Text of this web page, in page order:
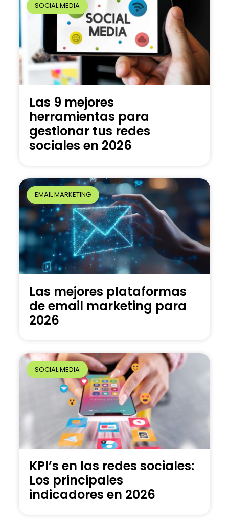
SOCIAL MEDIA
Las 9 mejores
herramientas para
gestionar tus redes
sociales en 2026
EMAIL MARKETING
Las mejores plataformas
de email marketing para
2026
SOCIAL MEDIA
KPI’s en las redes sociales:
Los principales
indicadores en 2026